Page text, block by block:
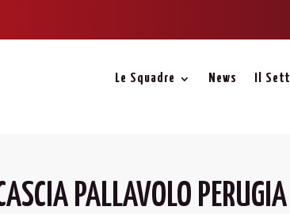
Le Squadre News Il
PALLAVOLO